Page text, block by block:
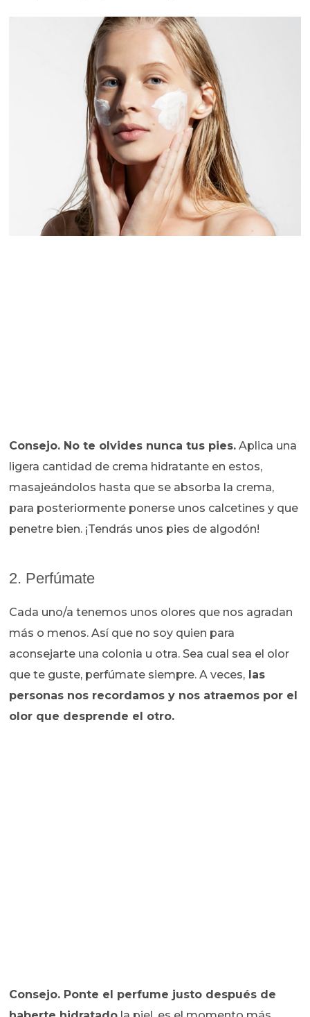
Consejo. No te olvides nunca tus pies. Aplica una
ligera cantidad de crema hidratante en estos,
masajeándolos hasta que se absorba la crema,
para posteriormente ponerse unos calcetines y que
penetre bien. ¡Tendrás unos pies de algodón!
2. Perfúmate
Cada uno/a tenemos unos olores que nos agradan
más o menos. Así que no soy quien para
aconsejarte una colonia u otra. Sea cual sea el olor
que te guste, perfúmate siempre. A veces, las
personas nos recordamos y nos atraemos por el
olor que desprende el otro.
Consejo. Ponte el perfume justo después de